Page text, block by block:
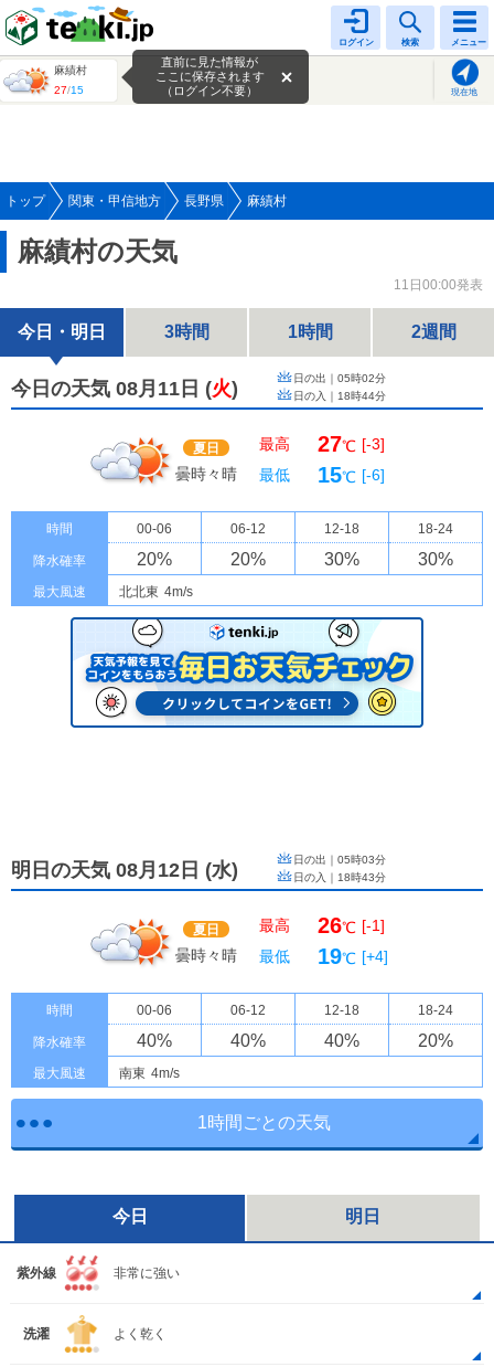
ログイン 検索 メニュー
麻績村
27/15 現在地
直前に見た情報が
ここに保存されます
（ログイン不要）
トップ 関東・甲信地方 長野県 麻績村
麻績村の天気
11日00:00発表
今日・明日 3時間 1時間 2週間
今日の天気 08月11日 (火) 日の出｜ 05時02分
日の入｜ 18時44分
夏日
曇時々晴
最高 27℃ [-3]
最低
15℃ [-6]
時間 00-06 06-12 12-18 18-24
降水確率 20% 20% 30% 30%
最大風速 北北東 4m/s
明日の天気 08月12日 (水) 日の出｜ 05時03分
日の入｜ 18時43分
夏日
曇時々晴
最高 26℃ [-1]
最低
19℃ [+4]
時間 00-06 06-12 12-18 18-24
降水確率 40% 40% 40% 20%
最大風速 南東 4m/s
1時間ごとの天気
今日 明日
紫外線 非常に強い
洗濯 よく乾く